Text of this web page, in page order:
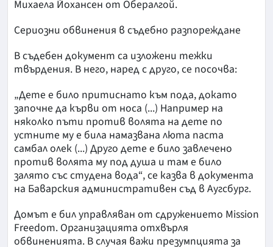
Михаела Йохансен от Обералгой.
Сериозни обвинения в съдебно разпореждане
В съдебен документ са изложени тежки
твърдения. В него, наред с друго, се посочва:
„Дете е било притиснато към пода, докато
започне да кърви от носа (...) Например на
няколко пъти против волята на дете по
устните му е била намазвана люта паста
самбал олек (...) Друго дете е било завлечено
против волята му под душа и там е било
залято със студена вода“, се казва в документа
на Баварския административен съд в Аугсбург.
Домът е бил управляван от сдружението Mission
Freedom. Организацията отхвърля
обвиненията. В случая важи презумпцията за